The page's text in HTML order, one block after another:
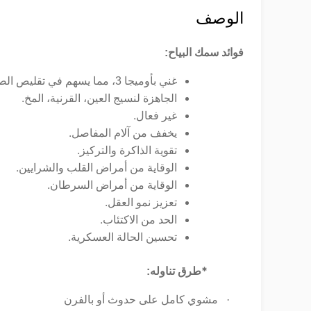
الوصف
فوائد سمك البياح:
غني بأوميجا 3، مما يسهم في تقليص الصحة العامة لجسم الإنسان، وبعد ذلك من كثير من الأمراض
الجاهزة لنسيج العين، القرنية، المخ.
غير فعال.
يخفف من آلام المفاصل.
تقوية الذاكرة والتركيز .
الوقاية من أمراض القلب والشرايين.
الوقاية من أمراض السرطان.
تعزيز نمو العقل.
الحد من الاكتئاب.
تحسين الحالة العسكرية.
*طرق تناوله:
· مشوي كامل على حدوث أو بالفرن